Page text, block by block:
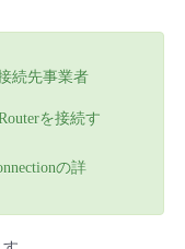
続先事業者
を接続す
の詳